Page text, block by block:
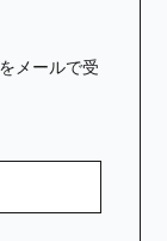
メールで受